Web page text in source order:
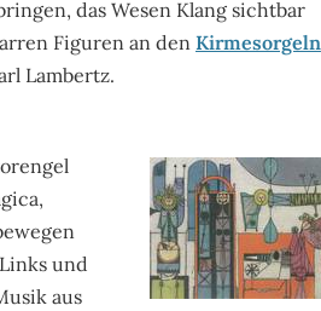
das Wesen Klang sichtbar
Figuren an den Kirmesorgeln
Lambertz.
und
aus